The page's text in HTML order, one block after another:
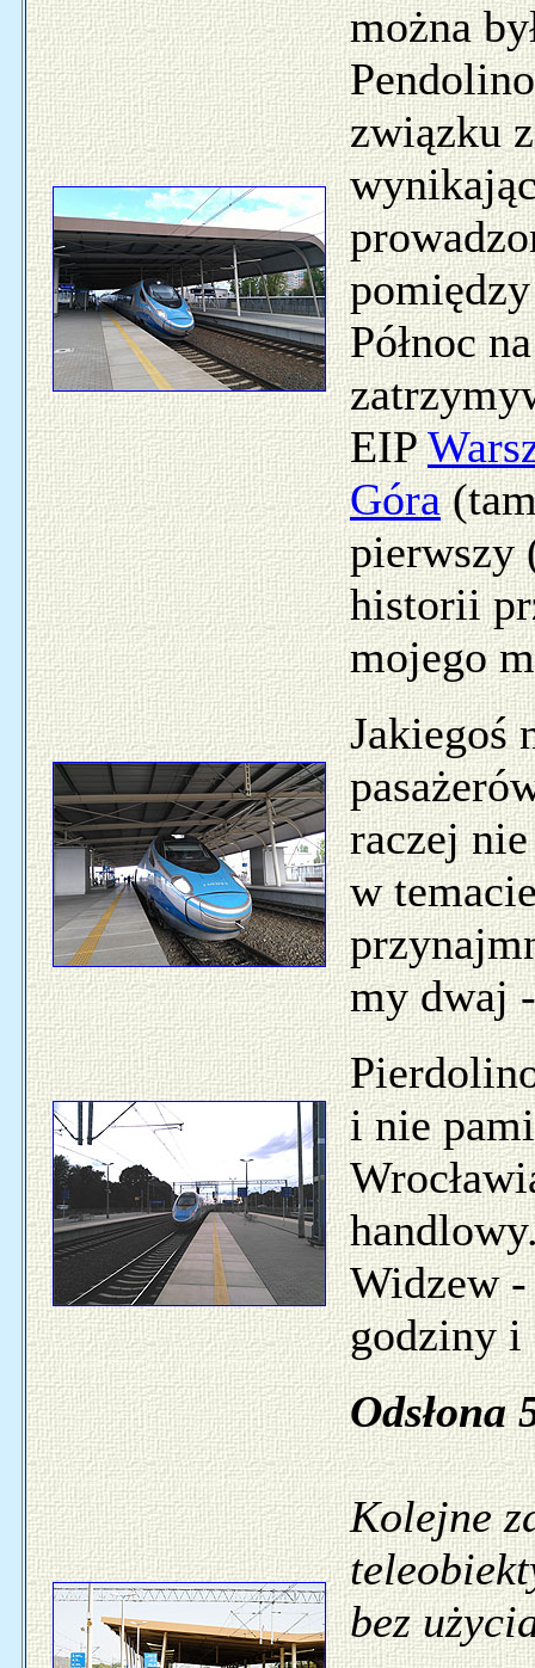
można
związku
Północ
EIP
Góra
pierwszy
historii
mojego
Jakiegoś
raczej
w
my dwaj
i nie
Widzew -
godziny i
Odsłona
Kolejne
bez